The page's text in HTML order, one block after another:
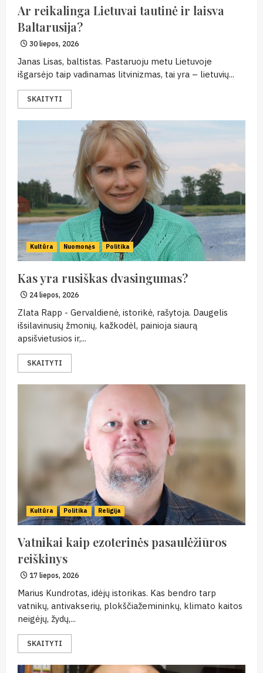
Ar reikalinga Lietuvai tautinė ir laisva
Baltarusija?
30 liepos, 2026
Janas Lisas, baltistas. Pastaruoju metu Lietuvoje
išgarsėjo taip vadinamas litvinizmas, tai yra – lietuvių...
SKAITYTI
Kultūra Nuomonės Politika
Kas yra rusiškas dvasingumas?
24 liepos, 2026
Zlata Rapp - Gervaldienė, istorikė, rašytoja. Daugelis
išsilavinusių žmonių, kažkodėl, painioja siaurą
apsišvietusios ir,...
SKAITYTI
Kultūra Politika Religija
Vatnikai kaip ezoterinės pasaulėžiūros
reiškinys
17 liepos, 2026
Marius Kundrotas, idėjų istorikas. Kas bendro tarp
vatnikų, antivakserių, plokščiažemininkų, klimato kaitos
neigėjų, žydų,...
SKAITYTI